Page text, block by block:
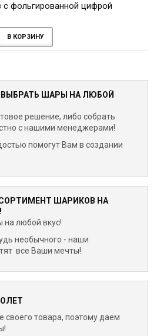
с фольгированной цифрой
В КОРЗИНУ
ШАРЫ НА ЛЮБОЙ
решение, либо собрать
с нашими менеджерами!
помогут Вам в создании
ШАРИКОВ НА
на любой вкус!
необычного - наши
все Ваши мечты!
своего товара, поэтому даем